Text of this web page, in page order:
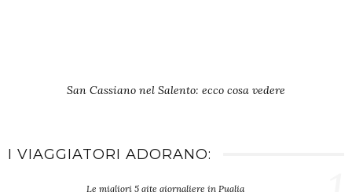
San Cassiano nel Salento: ecco cosa vedere
I VIAGGIATORI ADORANO:
Le migliori 5 gite giornaliere in Puglia